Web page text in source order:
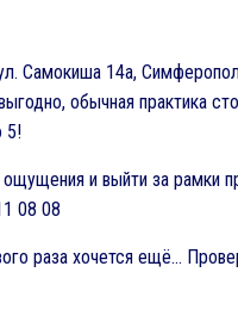
Самокиша 14а,
обычная практика
5!
и выйти за рамки
08 08
раза хочется ещё…